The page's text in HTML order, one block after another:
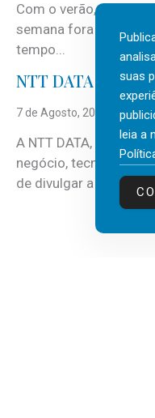
Com o verão,
semana fora e os dias
tempo...
NTT DATA
7 de Agosto, 2026
A NTT DATA,
negócio, tecnologia e
de divulgar a mais
suas
leia a